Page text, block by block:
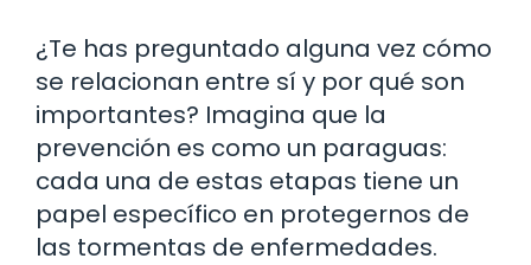
¿Te has preguntado alguna vez cómo
se relacionan entre sí y por qué son
importantes? Imagina que la
prevención es como un paraguas:
cada una de estas etapas tiene un
papel específico en protegernos de
las tormentas de enfermedades.